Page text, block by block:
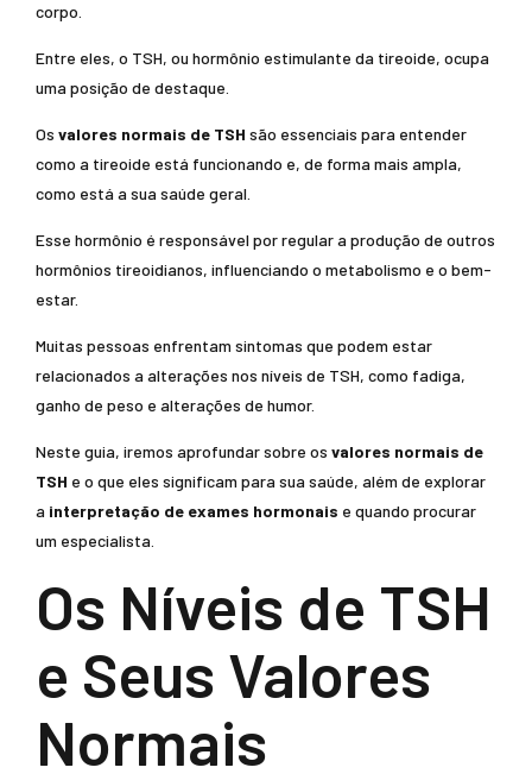
corpo.
Entre eles, o TSH, ou hormônio estimulante da tireoide, ocupa
uma posição de destaque.
Os valores normais de TSH são essenciais para entender
como a tireoide está funcionando e, de forma mais ampla,
como está a sua saúde geral.
Esse hormônio é responsável por regular a produção de outros
hormônios tireoidianos, influenciando o metabolismo e o bem-
estar.
Muitas pessoas enfrentam sintomas que podem estar
relacionados a alterações nos níveis de TSH, como fadiga,
ganho de peso e alterações de humor.
Neste guia, iremos aprofundar sobre os valores normais de
TSH e o que eles significam para sua saúde, além de explorar
a interpretação de exames hormonais e quando procurar
um especialista.
Os Níveis de TSH
e Seus Valores
Normais